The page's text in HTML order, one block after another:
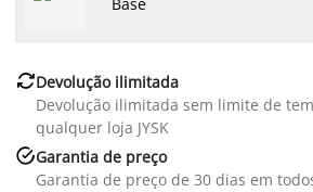
Devolução ilimitada
Devolução ilimitada sem limite de
qualquer loja JYSK
Garantia de preço
Garantia de preço de 30 dias em